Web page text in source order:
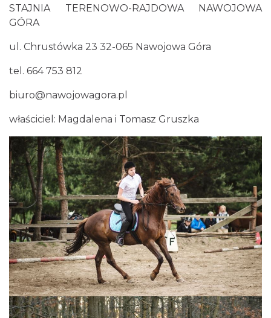
STAJNIA TERENOWO-RAJDOWA NAWOJOWA
GÓRA
ul. Chrustówka 23 32-065 Nawojowa Góra
tel. 664 753 812
biuro@nawojowagora.pl
właściciel: Magdalena i Tomasz Gruszka